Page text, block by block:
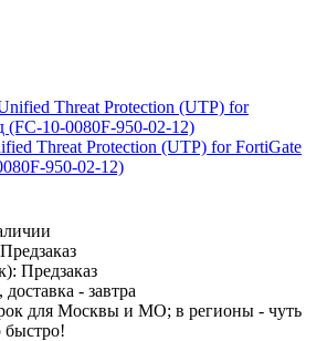
Threat Protection (UTP) for FortiGate
950-02-12)
Предзаказ
Предзаказ
- завтра
для Москвы и МО; в регионы - чуть
быстро!